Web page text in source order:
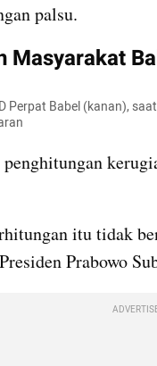
palsu.
Masyarakat
Perpat Babel (kanan),
itu tidak
Prabowo